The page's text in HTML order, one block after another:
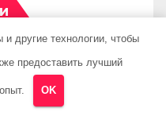
резину для
и другие технологии, чтобы
предоставить лучший
OK